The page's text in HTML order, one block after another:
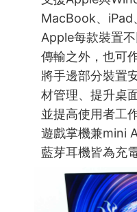
MacBook、iPad
Apple每款裝置
傳輸之外，也可
將手邊部分裝置
材管理、提升桌
並提高使用者工
遊戲掌機兼mini
藍芽耳機皆為充